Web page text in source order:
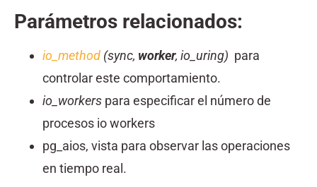
Parámetros relacionados:
io_method (sync, worker, io_uring) para
controlar este comportamiento.
io_workers para especificar el número de
procesos io workers
pg_aios, vista para observar las operaciones
en tiempo real.